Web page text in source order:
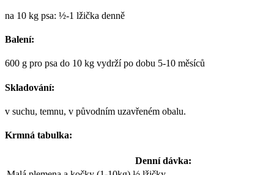
na 10 kg psa: ½-1 lžička denně
Balení:
600 g pro psa do 10 kg vydrží po dobu 5-10 měsíců
Skladování:
v suchu, temnu, v původním uzavřeném obalu.
Krmná tabulka:
Denní dávka: